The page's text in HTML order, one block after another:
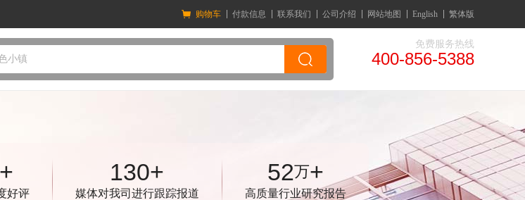
购物车 付款信息 联系我们 公司介绍 网站地图 English 繁体版
小镇
免费服务热线
400-856-5388
好评
130+
媒体对我司进行跟踪报道
52万+
高质量行业研究报告